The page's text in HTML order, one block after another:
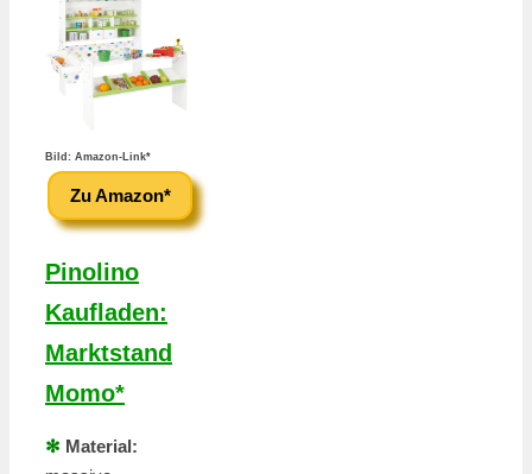
Bild: Amazon-Link*
Zu Amazon*
Pinolino
Kaufladen:
Marktstand
Momo*
✻ Material: